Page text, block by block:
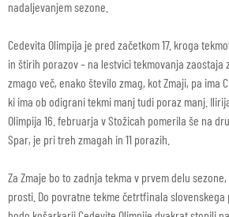
nadaljevanjem sezone.
Cedevita Olimpija je pred začetkom 17. kroga
in štirih porazov – na lestvici tekmovanja zaostaja
zmago več, enako število zmag, kot Zmaji, pa ima
ki ima ob odigrani tekmi manj tudi poraz manj.
Olimpija 16. februarja v Stožicah pomerila še na
Spar, je pri treh zmagah in 11 porazih.
Za Zmaje bo to zadnja tekma v prvem delu
prosti. Do povratne tekme četrtfinala